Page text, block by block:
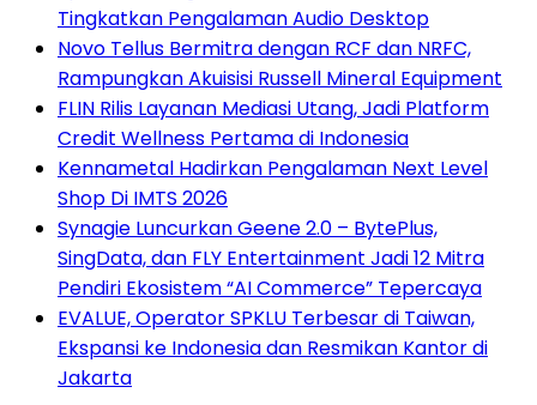
Tingkatkan Pengalaman Audio Desktop
Novo Tellus Bermitra dengan RCF dan NRFC,
Rampungkan Akuisisi Russell Mineral Equipment
FLIN Rilis Layanan Mediasi Utang, Jadi Platform
Credit Wellness Pertama di Indonesia
Kennametal Hadirkan Pengalaman Next Level
Shop Di IMTS 2026
Synagie Luncurkan Geene 2.0 – BytePlus,
SingData, dan FLY Entertainment Jadi 12 Mitra
Pendiri Ekosistem “AI Commerce” Tepercaya
EVALUE, Operator SPKLU Terbesar di Taiwan,
Ekspansi ke Indonesia dan Resmikan Kantor di
Jakarta